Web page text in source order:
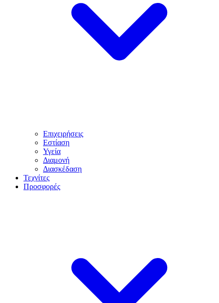
Επιχειρήσεις
Εστίαση
Υγεία
Διαμονή
Διασκέδαση
Τεχνίτες
Προσφορές